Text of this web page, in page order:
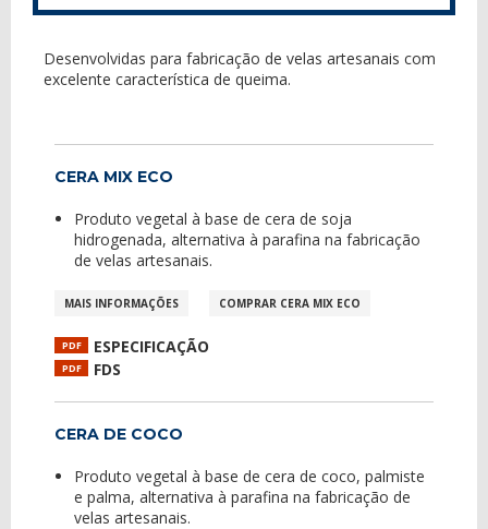
Desenvolvidas para fabricação de velas artesanais com
excelente característica de queima.
CERA MIX ECO
Produto vegetal à base de cera de soja
hidrogenada, alternativa à parafina na fabricação
de velas artesanais.
MAIS INFORMAÇÕES COMPRAR CERA MIX ECO
PDF ESPECIFICAÇÃO
PDF FDS
CERA DE COCO
Produto vegetal à base de cera de coco, palmiste
e palma, alternativa à parafina na fabricação de
velas artesanais.